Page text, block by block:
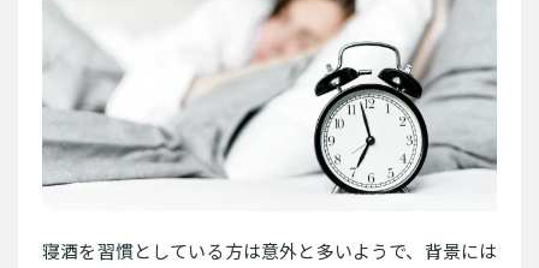
寝酒を習慣としている方は意外と多いようで、背景には